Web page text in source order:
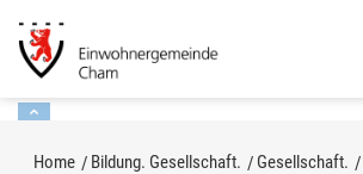
Kopfzeile
Inhalt
Home Bildung. Gesellschaft. Gesellschaft.